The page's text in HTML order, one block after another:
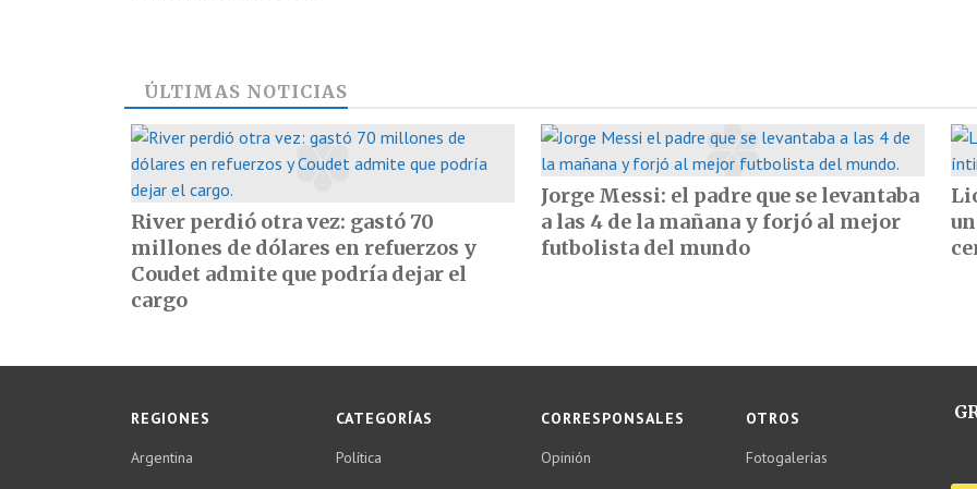
ÚLTIMAS NOTICIAS
River perdió otra vez: gastó 70
millones de dólares en refuerzos y
Coudet admite que podría dejar el
cargo
Jorge Messi: el padre que se levantaba
a las 4 de la mañana y forjó al mejor
futbolista del mundo
REGIONES
Argentina
CATEGORÍAS
Política
CORRESPONSALES
Opinión
OTROS
Fotogalerías